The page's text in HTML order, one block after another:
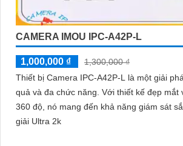
CAMERA IMOU IPC-A42P-L
1,000,000 ₫
1,300,000 ₫
Thiết bị Camera IPC-A42P-L là một giải
quả và đa chức năng. Với thiết kế đẹp mắt và khả năng xoay
360 độ, nó mang đến khả năng giám sát
giải Ultra 2k